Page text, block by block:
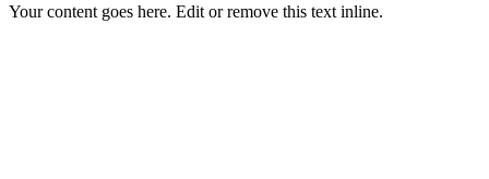
Your content goes here. Edit or remove this text inline.